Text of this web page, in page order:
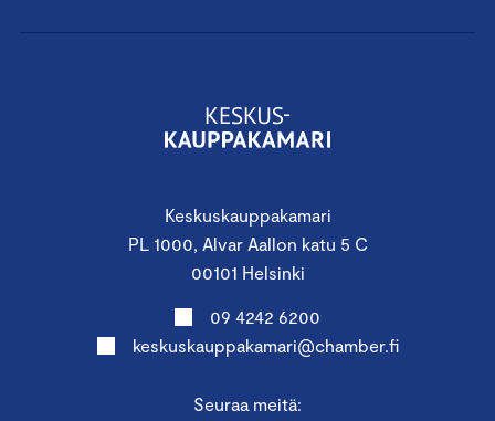
Keskuskauppakamari
PL 1000, Alvar Aallon katu 5 C
00101 Helsinki
09 4242 6200
keskuskauppakamari@chamber.fi
Seuraa meitä: